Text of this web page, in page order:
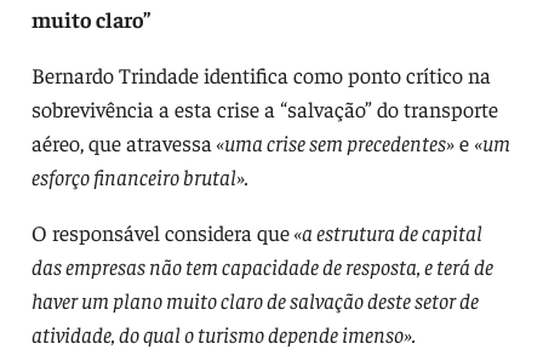
muito claro”
Bernardo Trindade identifica como ponto crítico na
sobrevivência a esta crise a “salvação” do transporte
aéreo, que atravessa «uma crise sem precedentes»e «um
esforço financeiro brutal».
O responsável considera que«a estrutura de capital
das empresas não tem capacidade de resposta, e terá de
haver um plano muito claro de salvação deste setor de
atividade, do qual o turismo depende imenso».